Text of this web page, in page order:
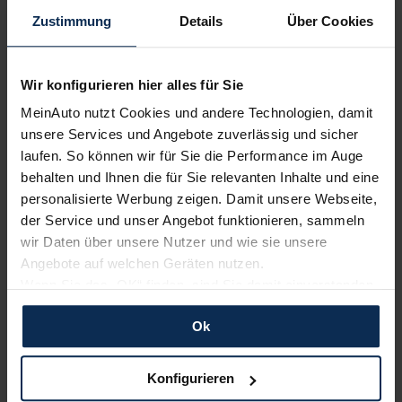
Zustimmung Details Über Cookies
Wir konfigurieren hier alles für Sie
MeinAuto nutzt Cookies und andere Technologien, damit
unsere Services und Angebote zuverlässig und sicher
laufen. So können wir für Sie die Performance im Auge
behalten und Ihnen die für Sie relevanten Inhalte und eine
personalisierte Werbung zeigen. Damit unsere Webseite,
der Service und unser Angebot funktionieren, sammeln
wir Daten über unsere Nutzer und wie sie unsere
Angebote auf welchen Geräten nutzen.
und erlauben uns Cookies für unseren Service zu
verwenden und diese Daten an Dritte weiterzugeben,
etwa an unsere Marketingpartner. Falls Sie dem nicht
zustimmen möchten, beschränken wir uns auf die
Ok
Konfigurieren
Polestar KIA
BMW Nissan